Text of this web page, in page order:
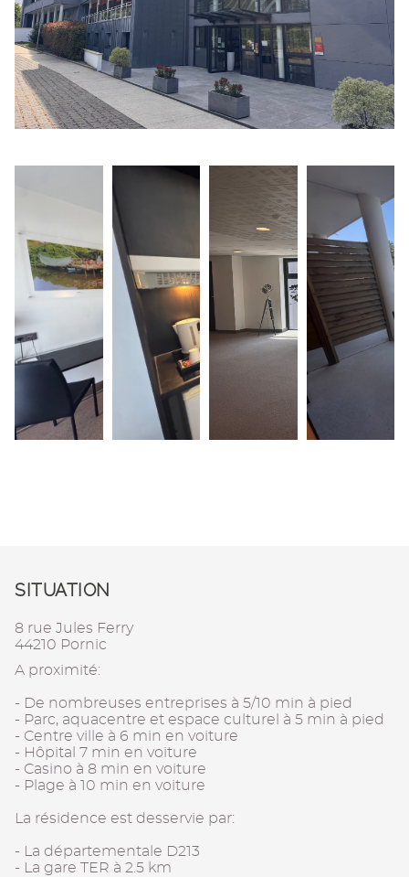
SITUATION
8 rue Jules Ferry
44210 Pornic
A proximité:
- De nombreuses entreprises à 5/10 min à pied
- Parc, aquacentre et espace culturel à 5 min à pied
- Centre ville à 6 min en voiture
- Hôpital 7 min en voiture
- Casino à 8 min en voiture
- Plage à 10 min en voiture
La résidence est desservie par:
- La départementale D213
- La gare TER à 2.5 km